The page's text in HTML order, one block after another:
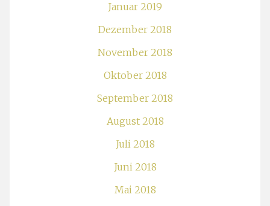
Januar 2019
Dezember 2018
November 2018
Oktober 2018
September 2018
August 2018
Juli 2018
Juni 2018
Mai 2018